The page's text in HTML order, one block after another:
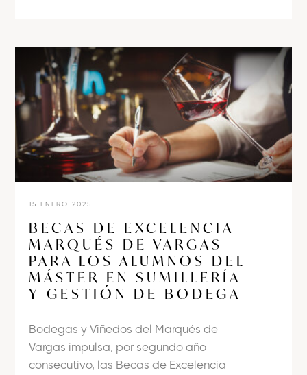
15 ENERO 2025
BECAS DE EXCELENCIA
MARQUÉS DE VARGAS
PARA LOS ALUMNOS DEL
MÁSTER EN SUMILLERÍA
Y GESTIÓN DE BODEGA
Bodegas y Viñedos del Marqués de
Vargas impulsa, por segundo año
consecutivo, las Becas de Excelencia